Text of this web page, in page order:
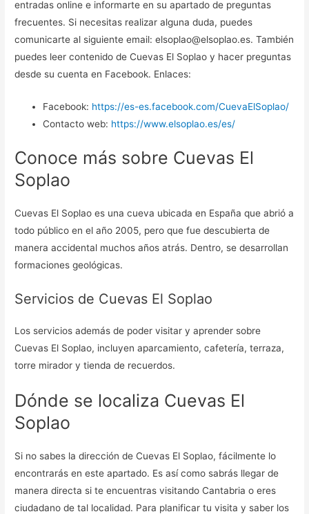
entradas online e informarte en su apartado de preguntas
frecuentes. Si necesitas realizar alguna duda, puedes
comunicarte al siguiente email: elsoplao@elsoplao.es. También
puedes leer contenido de Cuevas El Soplao y hacer preguntas
desde su cuenta en Facebook. Enlaces:
Facebook: https://es-es.facebook.com/CuevaElSoplao/
Contacto web: https://www.elsoplao.es/es/
Conoce más sobre Cuevas El
Soplao
Cuevas El Soplao es una cueva ubicada en España que abrió a
todo público en el año 2005, pero que fue descubierta de
manera accidental muchos años atrás. Dentro, se desarrollan
formaciones geológicas.
Servicios de Cuevas El Soplao
Los servicios además de poder visitar y aprender sobre
Cuevas El Soplao, incluyen aparcamiento, cafetería, terraza,
torre mirador y tienda de recuerdos.
Dónde se localiza Cuevas El
Soplao
Si no sabes la dirección de Cuevas El Soplao, fácilmente lo
encontrarás en este apartado. Es así como sabrás llegar de
manera directa si te encuentras visitando Cantabria o eres
ciudadano de tal localidad. Para planificar tu visita y saber los